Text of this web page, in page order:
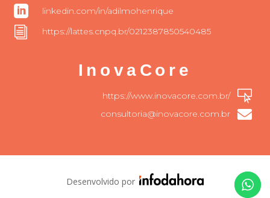
 linkedin.com/in/adilmohenrique
i https://lattes.cnpq.br/0212387850540485
InovaCore

https://www.inovacore.com.br/

consultoria@inovacore.com.br
Desenvolvido por